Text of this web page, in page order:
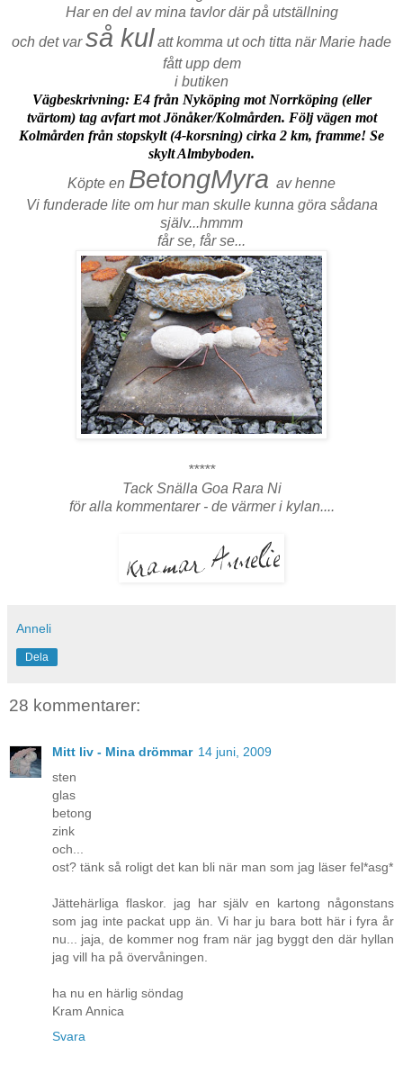
Har en del av mina tavlor där på utställning
och det varså kul att komma ut och titta när Marie hade
fått upp dem
i butiken
Vägbeskrivning:E4 från Nyköping mot Norrköping (eller
tvärtom) tag avfart mot Jönåker/Kolmården. Följ vägen mot
Kolmården från stopskylt (4-korsning) cirka 2 km, framme! Se
skylt Almbyboden.
Köpte en BetongMyra av henne
Vi funderade lite om hur man skulle kunna göra sådana
själv...hmmm
får se, får se...
*****
Tack Snälla Goa Rara Ni
för alla kommentarer - de värmer i kylan....
Anneli
Dela
28 kommentarer:
Mitt liv - Mina drömmar 14 juni, 2009
sten
glas
betong
zink
och...
ost? tänk så roligt det kan bli när man som jag läser fel*asg*
Jättehärliga flaskor. jag har själv en kartong någonstans
som jag inte packat upp än. Vi har ju bara bott här i fyra år
nu... jaja, de kommer nog fram när jag byggt den där hyllan
jag vill ha på övervåningen.
ha nu en härlig söndag
Kram Annica
Svara